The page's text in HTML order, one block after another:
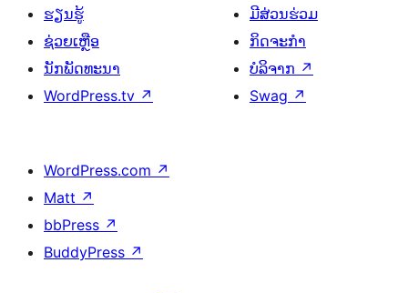
ຮຽນຮູ້
ຊ່ວຍເຫຼືອ
ນັກພັດທະນາ
WordPress.tv ↗
ມີສ່ວນຮ່ວມ
ກິດຈະກຳ
ບໍລິຈາກ ↗
Swag ↗
WordPress.com ↗
Matt ↗
bbPress ↗
BuddyPress ↗